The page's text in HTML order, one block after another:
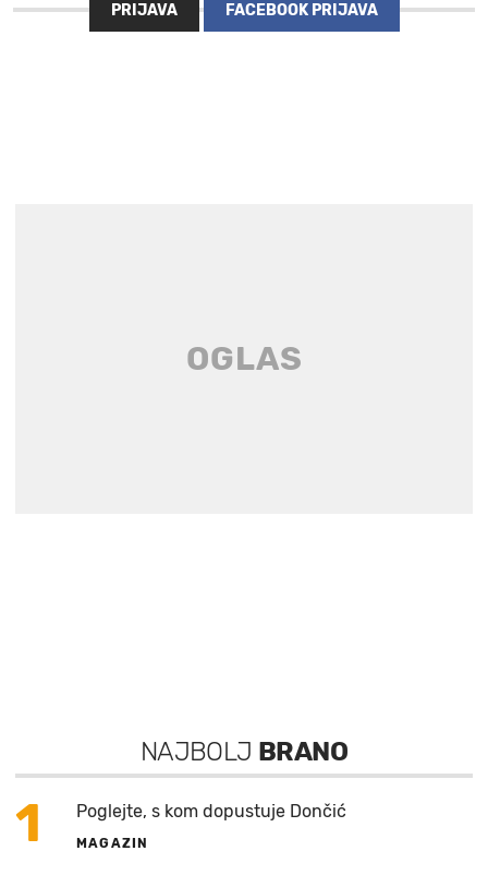
PRIJAVA FACEBOOK PRIJAVA
NAJBOLJ BRANO
1 Poglejte, s kom dopustuje Dončić
MAGAZIN